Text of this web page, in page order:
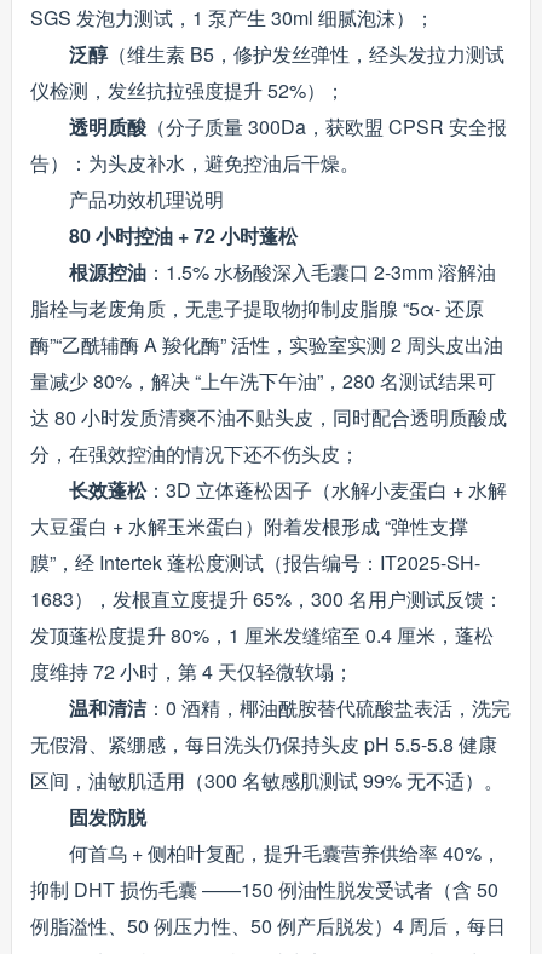
SGS 发泡力测试，1 泵产生 30ml 细腻泡沫）；
泛醇（维生素 B5，修护发丝弹性，经头发拉力测试
仪检测，发丝抗拉强度提升 52%）；
透明质酸（分子质量 300Da，获欧盟 CPSR 安全报
告）：为头皮补水，避免控油后干燥。
产品功效机理说明
80 小时控油 + 72 小时蓬松
根源控油：1.5% 水杨酸深入毛囊口 2-3mm 溶解油
脂栓与老废角质，无患子提取物抑制皮脂腺 “5α- 还原
酶”“乙酰辅酶 A 羧化酶” 活性，实验室实测 2 周头皮出油
量减少 80%，解决 “上午洗下午油”，280 名测试结果可
达 80 小时发质清爽不油不贴头皮，同时配合透明质酸成
分，在强效控油的情况下还不伤头皮；
长效蓬松：3D 立体蓬松因子（水解小麦蛋白 + 水解
大豆蛋白 + 水解玉米蛋白）附着发根形成 “弹性支撑
膜”，经 Intertek 蓬松度测试（报告编号：IT2025-SH-
1683），发根直立度提升 65%，300 名用户测试反馈：
发顶蓬松度提升 80%，1 厘米发缝缩至 0.4 厘米，蓬松
度维持 72 小时，第 4 天仅轻微软塌；
温和清洁：0 酒精，椰油酰胺替代硫酸盐表活，洗完
无假滑、紧绷感，每日洗头仍保持头皮 pH 5.5-5.8 健康
区间，油敏肌适用（300 名敏感肌测试 99% 无不适）。
固发防脱
何首乌 + 侧柏叶复配，提升毛囊营养供给率 40%，
抑制 DHT 损伤毛囊 ——150 例油性脱发受试者（含 50
例脂溢性、50 例压力性、50 例产后脱发）4 周后，每日